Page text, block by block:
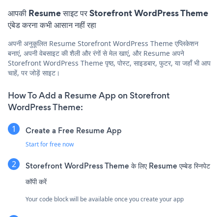
आपकी Resume साइट पर Storefront WordPress Theme
एंबेड करना कभी आसान नहीं रहा
अपनी अनुकूलित Resume Storefront WordPress Theme एप्लिकेशन
बनाएं, अपनी वेबसाइट की शैली और रंगों से मेल खाएं, और Resume अपने
Storefront WordPress Theme पृष्ठ, पोस्ट, साइडबार, फुटर, या जहाँ भी आप
चाहें, पर जोड़ें साइट।
How To Add a Resume App on Storefront
WordPress Theme:
Create a Free Resume App
Start for free now
Storefront WordPress Theme के लिए Resume एम्बेड स्निपेट
कॉपी करें
Your code block will be available once you create your app